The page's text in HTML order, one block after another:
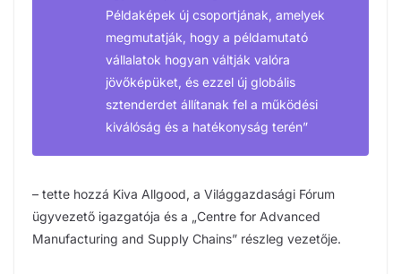
Példaképek új csoportjának, amelyek
megmutatják, hogy a példamutató
vállalatok hogyan váltják valóra
jövőképüket, és ezzel új globális
sztenderdet állítanak fel a működési
kiválóság és a hatékonyság terén”
– tette hozzá Kiva Allgood, a Világgazdasági Fórum
ügyvezető igazgatója és a „Centre for Advanced
Manufacturing and Supply Chains” részleg vezetője.